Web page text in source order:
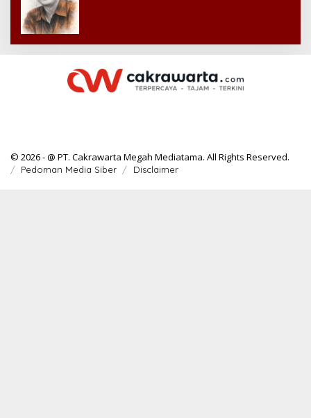
© 2026 - @ PT. Cakrawarta Megah Mediatama. All Rights Reserved.
Pedoman Media Siber Disclaimer